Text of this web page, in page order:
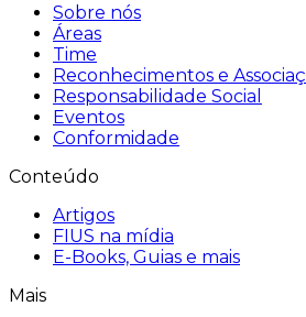
Sobre nós
Áreas
Time
Reconhecimentos e
Responsabilidade Social
Eventos
Conformidade
Conteúdo
Artigos
FIUS na mídia
E-Books, Guias e mais
Mais